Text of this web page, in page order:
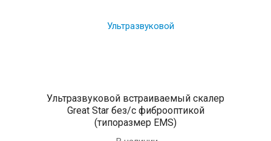
Ультразвуковой встраиваемый скалер
Great Star без/с фиброоптикой
(типоразмер EMS)